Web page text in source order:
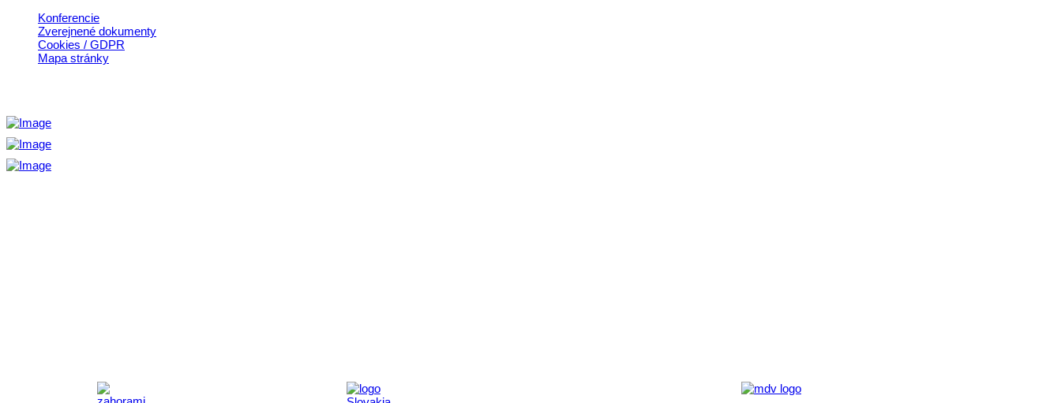
Konferencie
Zverejnené dokumenty
Cookies / GDPR
Mapa stránky